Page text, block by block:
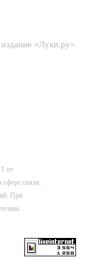
«Луки.ру»
от
связи,
При